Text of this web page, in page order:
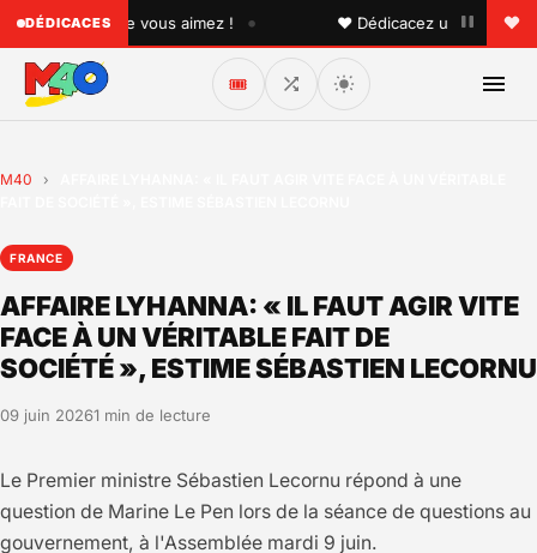
DÉDICACESque vous aimez ! • ♥ Dédicacez un titre à vos
🎟️
M40 ›
FRANCE
AFFAIRE LYHANNA: « IL FAUT AGIR VITE
FACE À UN VÉRITABLE FAIT DE
SOCIÉTÉ », ESTIME SÉBASTIEN LECORNU
09 juin 20261 min de lecture
Le Premier ministre Sébastien Lecornu répond à une
question de Marine Le Pen lors de la séance de questions au
gouvernement, à l'Assemblée mardi 9 juin.